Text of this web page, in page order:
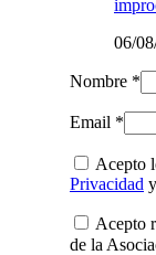
06/
Nombre *
Email *
Acepto
Privacidad y
Acepto
de la